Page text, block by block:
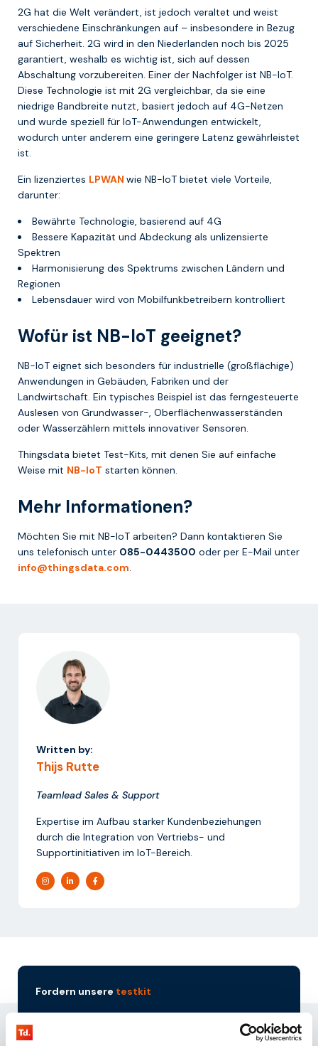
2G hat die Welt verändert, ist jedoch veraltet und weist
verschiedene Einschränkungen auf – insbesondere in Bezug
auf Sicherheit. 2G wird in den Niederlanden noch bis 2025
garantiert, weshalb es wichtig ist, sich auf dessen
Abschaltung vorzubereiten. Einer der Nachfolger ist NB-IoT.
Diese Technologie ist mit 2G vergleichbar, da sie eine
niedrige Bandbreite nutzt, basiert jedoch auf 4G-Netzen
und wurde speziell für IoT-Anwendungen entwickelt,
wodurch unter anderem eine geringere Latenz gewährleistet
ist.
Ein lizenziertes LPWAN wie NB-IoT bietet viele Vorteile,
darunter:
Bewährte Technologie, basierend auf 4G
Bessere Kapazität und Abdeckung als unlizensierte
Spektren
Harmonisierung des Spektrums zwischen Ländern und
Regionen
Lebensdauer wird von Mobilfunkbetreibern kontrolliert
Wofür ist NB-IoT geeignet?
NB-IoT eignet sich besonders für industrielle (großflächige)
Anwendungen in Gebäuden, Fabriken und der
Landwirtschaft. Ein typisches Beispiel ist das ferngesteuerte
Auslesen von Grundwasser-, Oberflächenwasserständen
oder Wasserzählern mittels innovativer Sensoren.
Thingsdata bietet Test-Kits, mit denen Sie auf einfache
Weise mit NB-IoT starten können.
Mehr Informationen?
Möchten Sie mit NB-IoT arbeiten? Dann kontaktieren Sie
uns telefonisch unter 085-0443500 oder per E-Mail unter
info@thingsdata.com.
Written by:
Thijs Rutte
Teamlead Sales & Support
Expertise im Aufbau starker Kundenbeziehungen
durch die Integration von Vertriebs- und
Supportinitiativen im IoT-Bereich.
Fordern unsere testkit
Lösung eine kontinuierliche Internetverbindung